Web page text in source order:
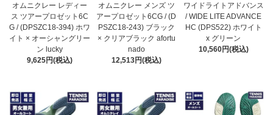
オムニクレー レディー
ス ツアープロゼット6C
G / (DPSZC18-394) ホワ
イト × オーシャングリー
ン lucky
9,625円(税込)
オムニクレー メンズ ツ
アープロゼット6CG / (D
PSZC18-243) ブラック
× クリアブラック afortu
nado
12,513円(税込)
ワイドライトアドバンス
/ WIDE LITE ADVANCE
HC (DPS522) ホワイト
x グリーン
10,560円(税込)